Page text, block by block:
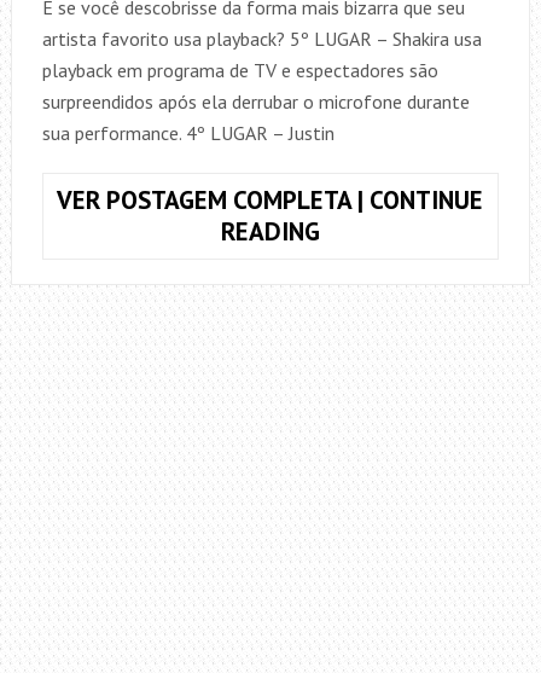
E se você descobrisse da forma mais bizarra que seu
artista favorito usa playback? 5º LUGAR – Shakira usa
playback em programa de TV e espectadores são
surpreendidos após ela derrubar o microfone durante
sua performance. 4º LUGAR – Justin
VER POSTAGEM COMPLETA | CONTINUE
READINGTOP
–
OS
5
PLAYBACKS
MAIS
FALSOS
DO
MUNDO!